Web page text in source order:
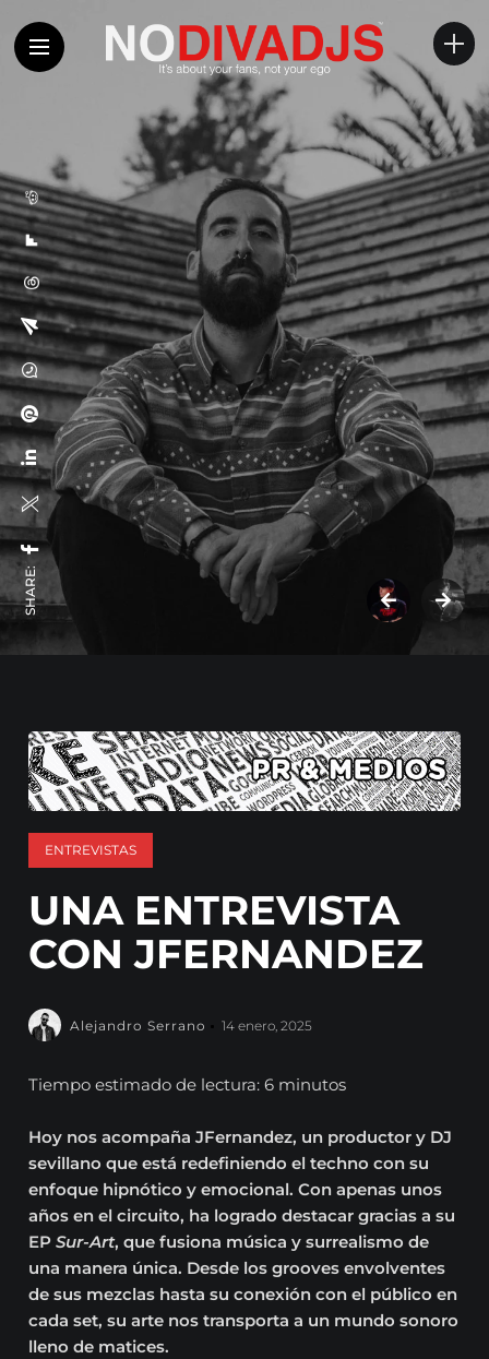
SHARE:
ENTREVISTAS
UNA ENTREVISTA
CON JFERNANDEZ
Alejandro Serrano 14 enero, 2025
Tiempo estimado de lectura: 6 minutos
Hoy nos acompaña JFernandez, un productor y DJ
sevillano que está redefiniendo el techno con su
enfoque hipnótico y emocional. Con apenas unos
años en el circuito, ha logrado destacar gracias a su
EPSur-Art, que fusiona música y surrealismo de
una manera única. Desde los grooves envolventes
de sus mezclas hasta su conexión con el público en
cada set, su arte nos transporta a un mundo sonoro
lleno de matices.